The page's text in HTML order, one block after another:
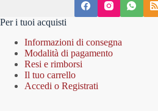
Per i tuoi acquisti
Informazioni di consegna
Modalità di pagamento
Resi e rimborsi
Il tuo carrello
Accedi o Registrati